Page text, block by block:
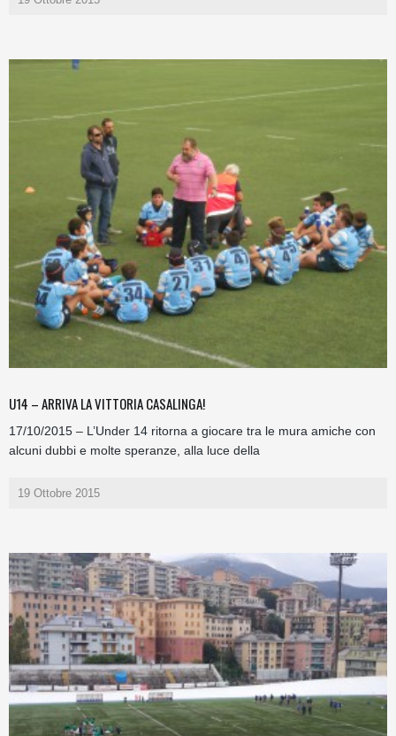
U14 – ARRIVA LA VITTORIA CASALINGA!
17/10/2015 – L’Under 14 ritorna a giocare tra le mura amiche con
alcuni dubbi e molte speranze, alla luce della
19 Ottobre 2015